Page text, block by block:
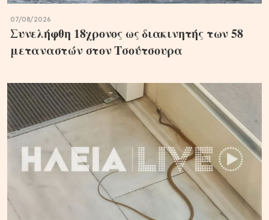
07/08/2026
Συνελήφθη 18χρονος ως διακινητής των 58
μεταναστών στον Τσούτσουρα